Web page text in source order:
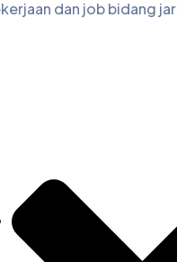
dan job bidang